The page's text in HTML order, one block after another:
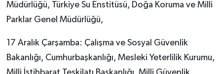
Müdürlüğü, Türkiye Su Enstitüsü, Doğa Koruma ve Milli
Parklar Genel Müdürlüğü,
17 Aralık Çarşamba: Çalışma ve Sosyal Güvenlik
Bakanlığı, Cumhurbaşkanlığı, Mesleki Yeterlilik Kurumu,